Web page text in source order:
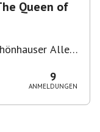
Queen of
Allee
9
ANMELDUNGEN